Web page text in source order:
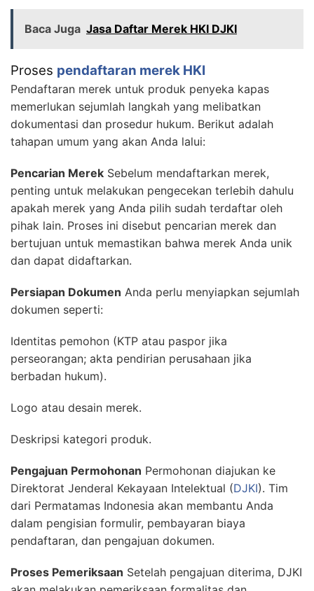
Baca Juga Jasa Daftar Merek HKI DJKI
Proses pendaftaran merek HKI
Pendaftaran merek untuk produk penyeka kapas
memerlukan sejumlah langkah yang melibatkan
dokumentasi dan prosedur hukum. Berikut adalah
tahapan umum yang akan Anda lalui:
Pencarian Merek Sebelum mendaftarkan merek,
penting untuk melakukan pengecekan terlebih dahulu
apakah merek yang Anda pilih sudah terdaftar oleh
pihak lain. Proses ini disebut pencarian merek dan
bertujuan untuk memastikan bahwa merek Anda unik
dan dapat didaftarkan.
Persiapan Dokumen Anda perlu menyiapkan sejumlah
dokumen seperti:
Identitas pemohon (KTP atau paspor jika
perseorangan; akta pendirian perusahaan jika
berbadan hukum).
Logo atau desain merek.
Deskripsi kategori produk.
Pengajuan Permohonan Permohonan diajukan ke
Direktorat Jenderal Kekayaan Intelektual (DJKI). Tim
dari Permatamas Indonesia akan membantu Anda
dalam pengisian formulir, pembayaran biaya
pendaftaran, dan pengajuan dokumen.
Proses Pemeriksaan Setelah pengajuan diterima, DJKI